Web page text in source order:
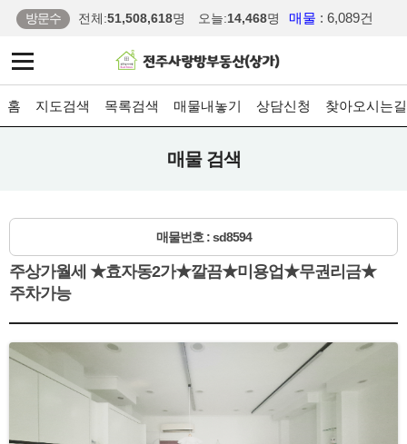
방문수 전체:51,508,618명 오늘:14,468명 매물 : 6,089건
홈 지도검색 목록검색 매물내놓기 상담신청 찾아오시는길
매물 검색
매물번호 : sd8594
주상가월세 ★효자동2가★깔끔★미용업★무권리금★
주차가능